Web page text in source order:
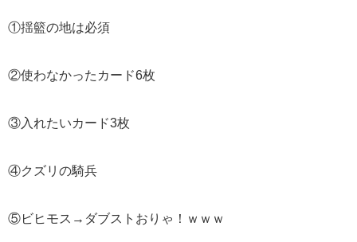
①揺籃の地は必須
②使わなかったカード6枚
③入れたいカード3枚
④クズリの騎兵
⑤ビヒモス→ダブストおりゃ！ｗｗｗ